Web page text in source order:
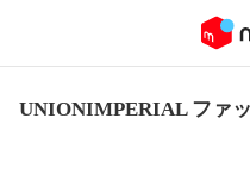
UNIONIMPERIAL ファ